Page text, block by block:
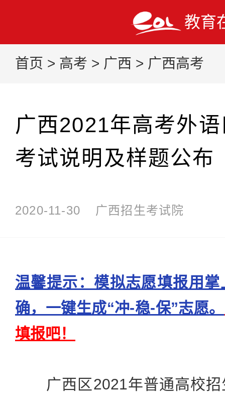
教育
首页 > 高考 > 广西 > 广西高考
广西2021年高考外
考试说明及样题公布
2020-11-30 广西招生考试院
温馨提示：模拟志愿填报用
确，一键生成“冲-稳-保”志愿。
填报吧！
广西区2021年普通高校招